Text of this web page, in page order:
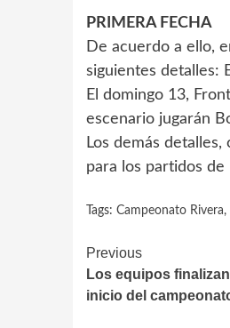
PRIMERA FECHA
De acuerdo a ello,
siguientes detalles:
El domingo 13,
escenario jugarán
Los demás
para los partidos
Tags: Campeonato Rivera,
Continue
Reading
Previous
Los equipos
inicio del